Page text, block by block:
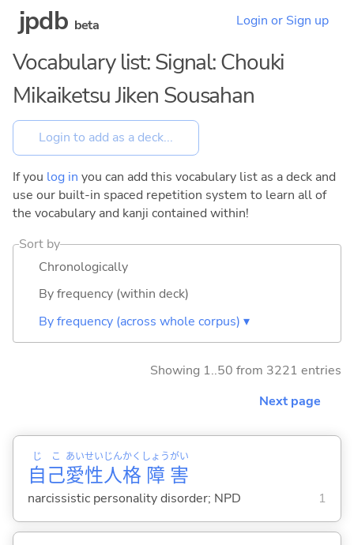
jpdb beta Login or Sign up
Vocabulary list: Signal: Chouki
Mikaiketsu Jiken Sousahan
If you log in you can add this vocabulary list as a deck and
use our built-in spaced repetition system to learn all of
the vocabulary and kanji contained within!
Sort by
Chronologically
By frequency (within deck)
By frequency (across whole corpus) ▾
Showing 1..50 from 3221 entries
Next page
自
じ
己
こ
愛
あい
性
せい
人
じん
格
かく
障
しょう
害
がい
narcissistic personality disorder; NPD 1